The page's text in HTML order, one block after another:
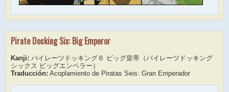
Pirate Docking Six: Big Emperor
Kanji: パイレーツドッキング６ ビッグ皇帝（パイレーツドッキング
シックス ビッグエンペラー）
Traducción: Acoplamiento de Piratas Seis: Gran Emperador